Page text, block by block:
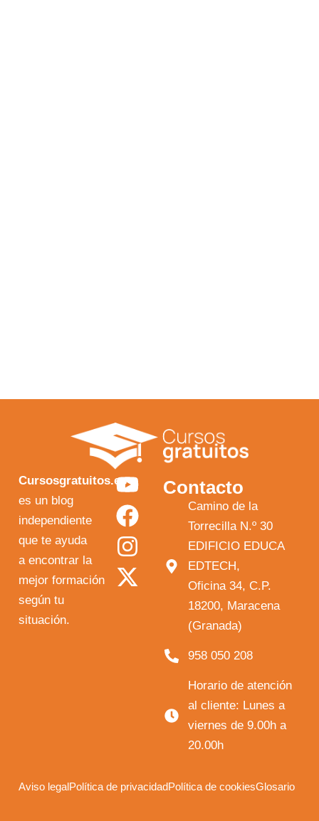
Cursosgratuitos.es
es un blog
independiente
que te ayuda
a encontrar la
mejor formación
según tu
situación.
Y
o
u
t
u
F
a
c
e
b
I
n
s
t
a
X
-
t
w
i
Contacto
Camino de la
Torrecilla N.º 30
EDIFICIO EDUCA
EDTECH,
Oficina 34, C.P.
18200, Maracena
(Granada)
958 050 208
Horario de atención
al cliente: Lunes a
viernes de 9.00h a
20.00h
Aviso legalPolítica de privacidadPolítica de cookiesGlosario